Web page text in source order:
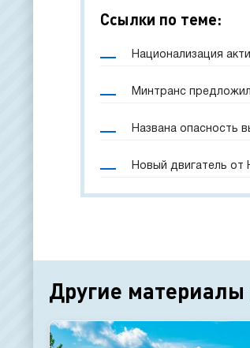
Ссылки по теме:
Национализация
Минтранс
Названа опасность
Новый двигатель от
Другие материалы